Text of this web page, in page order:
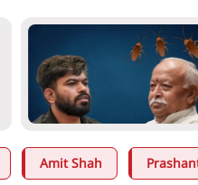
Amit Shah